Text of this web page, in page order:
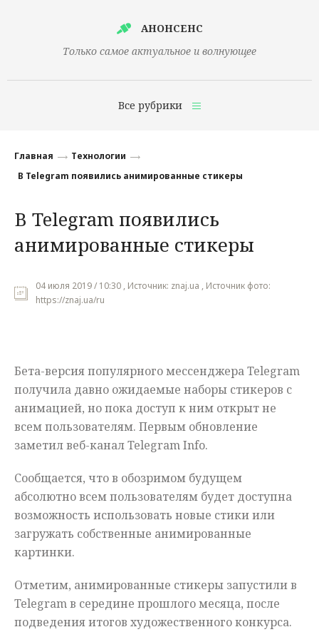
АНОНСЕНС
Только самое актуальное и волнующее
Все рубрики
Финансы
Наука
Культура
Общество
Происшествия
Главная
Технологии
В Telegram появились анимированные стикеры
В Telegram появились
анимированные стикеры
04 июля 2019 / 10:30 , Источник: znaj.ua , Источник фото:
https://znaj.ua/ru
Бета-версия популярного мессенджера Telegram
получила давно ожидаемые наборы стикеров с
анимацией, но пока доступ к ним открыт не
всем пользователям. Первым обновление
заметил веб-канал Telegram Info.
Сообщается, что в обозримом будущем
абсолютно всем пользователям будет доступна
возможность использовать новые стики или
загружать собственные анимированные
картинки.
Отметим, анимированные стикеры запустили в
Telegram в середине прошлого месяца, после
подведения итогов художественного конкурса.